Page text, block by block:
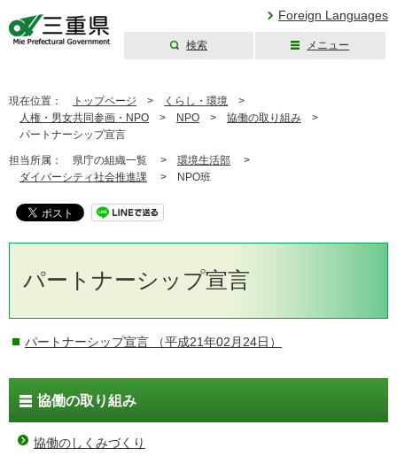
Foreign Languages
検索 メニュー
現在位置： トップページ > くらし・環境 >
人権・男女共同参画・NPO > NPO > 協働の取り組み >
パートナーシップ宣言
担当所属： 県庁の組織一覧 > 環境生活部 >
ダイバーシティ社会推進課 > NPO班
パートナーシップ宣言
パートナーシップ宣言 （平成21年02月24日）
協働の取り組み
協働のしくみづくり